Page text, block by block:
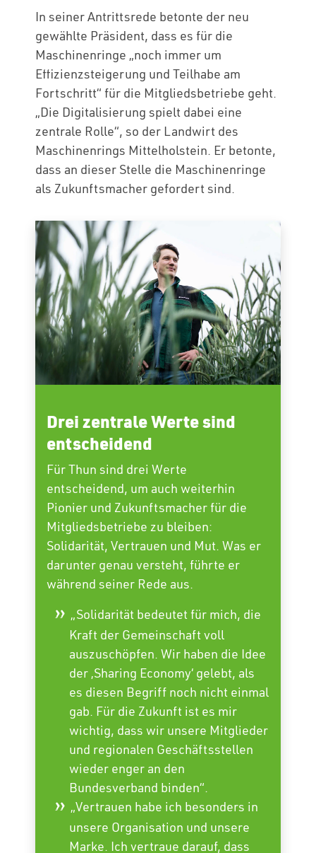
In seiner Antrittsrede betonte der neu
gewählte Präsident, dass es für die
Maschinenringe „noch immer um
Effizienzsteigerung und Teilhabe am
Fortschritt“ für die Mitgliedsbetriebe geht.
„Die Digitalisierung spielt dabei eine
zentrale Rolle“, so der Landwirt des
Maschinenrings Mittelholstein. Er betonte,
dass an dieser Stelle die Maschinenringe
als Zukunftsmacher gefordert sind.
Drei zentrale Werte sind
entscheidend
Für Thun sind drei Werte
entscheidend, um auch weiterhin
Pionier und Zukunftsmacher für die
Mitgliedsbetriebe zu bleiben:
Solidarität, Vertrauen und Mut. Was er
darunter genau versteht, führte er
während seiner Rede aus.
„Solidarität bedeutet für mich, die
Kraft der Gemeinschaft voll
auszuschöpfen. Wir haben die Idee
der ‚Sharing Economy‘ gelebt, als
es diesen Begriff noch nicht einmal
gab. Für die Zukunft ist es mir
wichtig, dass wir unsere Mitglieder
und regionalen Geschäftsstellen
wieder enger an den
Bundesverband binden“.
„Vertrauen habe ich besonders in
unsere Organisation und unsere
Marke. Ich vertraue darauf, dass